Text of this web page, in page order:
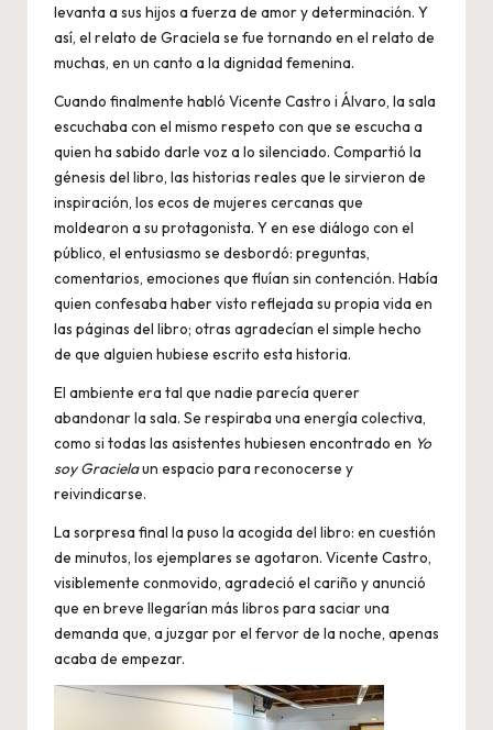
levanta a sus hijos a fuerza de amor y determinación. Y
así, el relato de Graciela se fue tornando en el relato de
muchas, en un canto a la dignidad femenina.
Cuando finalmente habló Vicente Castro i Álvaro, la sala
escuchaba con el mismo respeto con que se escucha a
quien ha sabido darle voz a lo silenciado. Compartió la
génesis del libro, las historias reales que le sirvieron de
inspiración, los ecos de mujeres cercanas que
moldearon a su protagonista. Y en ese diálogo con el
público, el entusiasmo se desbordó: preguntas,
comentarios, emociones que fluían sin contención. Había
quien confesaba haber visto reflejada su propia vida en
las páginas del libro; otras agradecían el simple hecho
de que alguien hubiese escrito esta historia.
El ambiente era tal que nadie parecía querer
abandonar la sala. Se respiraba una energía colectiva,
como si todas las asistentes hubiesen encontrado en Yo
soy Gracielaun espacio para reconocerse y
reivindicarse.
La sorpresa final la puso la acogida del libro: en cuestión
de minutos, los ejemplares se agotaron. Vicente Castro,
visiblemente conmovido, agradeció el cariño y anunció
que en breve llegarían más libros para saciar una
demanda que, a juzgar por el fervor de la noche, apenas
acaba de empezar.